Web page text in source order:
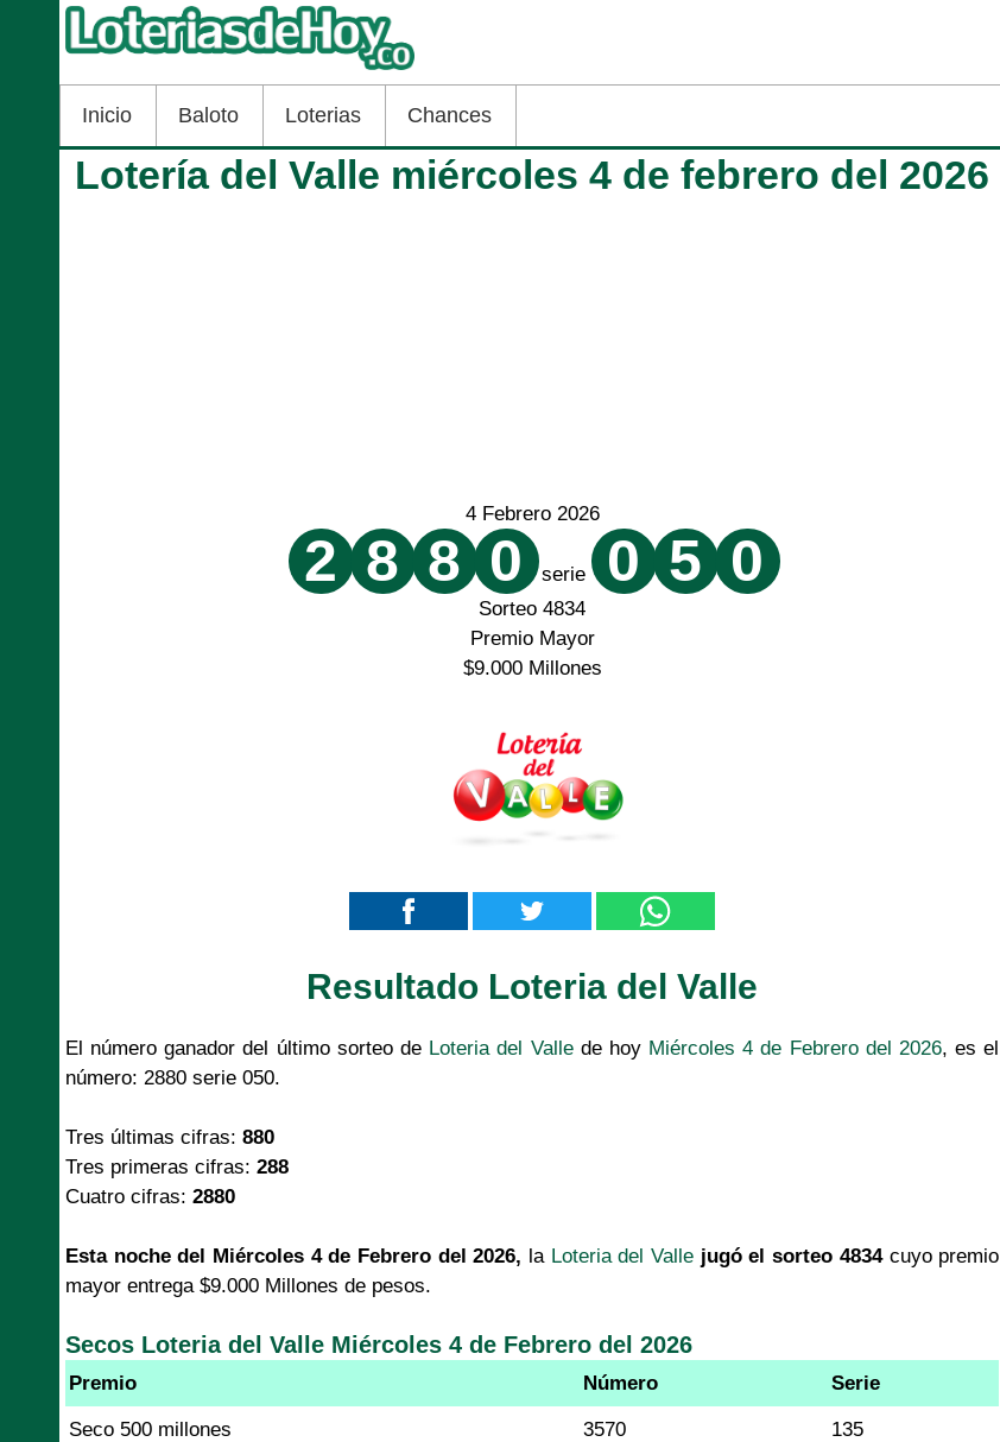
Inicio Baloto Loterias Chances
Lotería del Valle miércoles 4 de febrero del 2026
4 Febrero 2026
2 8 8 0 serie 0 5 0
Sorteo 4834
Premio Mayor
$9.000 Millones
Resultado Loteria del Valle
El número ganador del último sorteo de Loteria del Vallede hoy Miércoles 4 de Febrero del 2026, es el
número: 2880 serie 050.
Tres últimas cifras: 880
Tres primeras cifras: 288
Cuatro cifras: 2880
Esta noche del Miércoles 4 de Febrero del 2026, la Loteria del Valle jugó el sorteo 4834cuyo premio
mayor entrega $9.000 Millones de pesos.
Secos Loteria del Valle Miércoles 4 de Febrero del 2026
Premio Número Serie
Seco 500 millones 3570 135